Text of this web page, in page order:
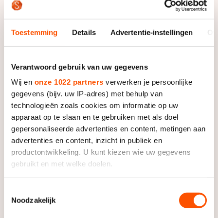
Toestemming Details Advertentie-instellingen
Verantwoord gebruik van uw gegevens
Wij en onze 1022 partners verwerken je persoonlijke
gegevens (bijv. uw IP-adres) met behulp van
technologieën zoals cookies om informatie op uw
apparaat op te slaan en te gebruiken met als doel
gepersonaliseerde advertenties en content, metingen aan
advertenties en content, inzicht in publiek en
productontwikkeling. U kunt kiezen wie uw gegevens
gebruikt en met welke doelen.
Informatie verzamelen over uw geografische locatie,
Noodzakelijk
Elfstedentocht op de Oostenrijkse Weissensee werd
afgelast wegens overvloedige sneeuwval, is voor
komende zondag de Grand Prix op Flevonice
eveneens afgelast. De oorzaak is een combinatie van
Op Flevonice, de drie kilometer lange ijsbaan in de
Flevopolder, zou zondag de derde wedstrijd van de
KPN Grand Prix worden verreden. Voor de dames
stond er zestig kilometer op het programma, voor de
heren tachtig. Het peloton wacht echter andermaal
een vrij weekeinde. De baan van Flevonice is
momenteel namelijk niet goed berijdbaar.
"Er is de afgelopen dagen bijzonder veel regen
gevallen, terwijl ook de temperaturen nog eens veel te
hoog zijn", stelt Teun Breedijk, scheidend